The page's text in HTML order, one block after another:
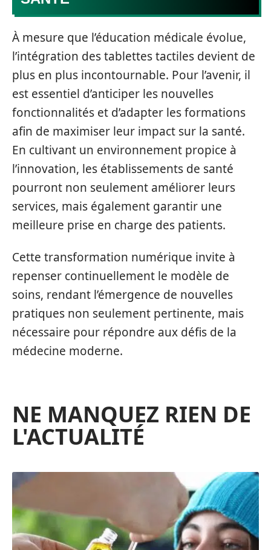
À mesure que l’éducation médicale évolue,
l’intégration des tablettes tactiles devient de
plus en plus incontournable. Pour l’avenir, il
est essentiel d’anticiper les nouvelles
fonctionnalités et d’adapter les formations
afin de maximiser leur impact sur la santé.
En cultivant un environnement propice à
l’innovation, les établissements de santé
pourront non seulement améliorer leurs
services, mais également garantir une
meilleure prise en charge des patients.
Cette transformation numérique invite à
repenser continuellement le modèle de
soins, rendant l’émergence de nouvelles
pratiques non seulement pertinente, mais
nécessaire pour répondre aux défis de la
médecine moderne.
NE MANQUEZ RIEN DE
L'ACTUALITÉ